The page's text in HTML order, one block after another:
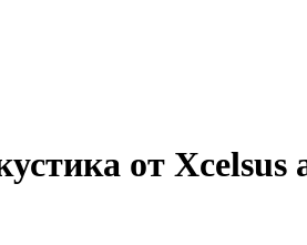
от Xcelsus